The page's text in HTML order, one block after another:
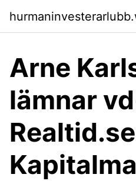
Arne
lämnar